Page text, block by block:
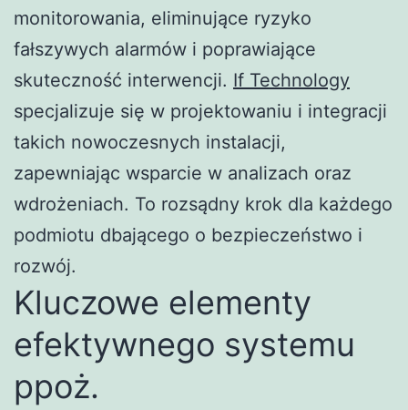
monitorowania, eliminujące ryzyko
fałszywych alarmów i poprawiające
skuteczność interwencji. If Technology
specjalizuje się w projektowaniu i integracji
takich nowoczesnych instalacji,
zapewniając wsparcie w analizach oraz
wdrożeniach. To rozsądny krok dla każdego
podmiotu dbającego o bezpieczeństwo i
rozwój.
Kluczowe elementy
efektywnego systemu
ppoż.